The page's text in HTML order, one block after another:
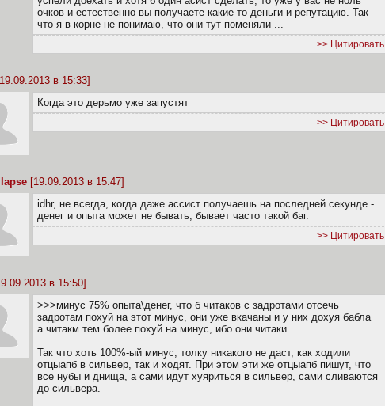
очков и естественно вы получаете какие то деньги и репутацию. Так
что я в корне не понимаю, что они тут поменяли ...
>> Цитировать
в 15:33]
Когда это дерьмо уже запустят
>> Цитировать
[19.09.2013 в 15:47]
idhr, не всегда, когда даже ассист получаешь на последней секунде -
денег и опыта может не бывать, бывает часто такой баг.
>> Цитировать
в 15:50]
>>>минус 75% опыта\денег, что б читаков с задротами отсечь
задротам похуй на этот минус, они уже вкачаны и у них дохуя бабла
а читакм тем более похуй на минус, ибо они читаки
Так что хоть 100%-ый минус, толку никакого не даст, как ходили
отцыапб в сильвер, так и ходят. При этом эти же отцыапб пишут, что
все нубы и днища, а сами идут хуяриться в сильвер, сами сливаются
до сильвера.